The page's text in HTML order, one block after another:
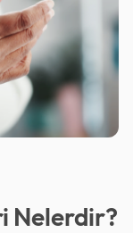
Nelerdir?